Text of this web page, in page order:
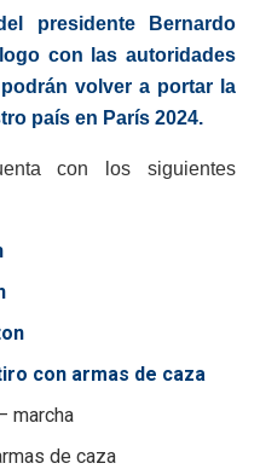
presidente Bernardo
con las autoridades
volver a portar la
país en París 2024.
con los siguientes
con armas de caza
marcha
de caza